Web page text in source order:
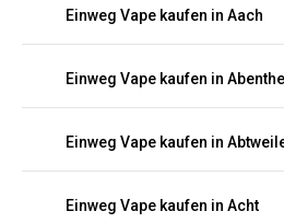
Einweg Vape kaufen in Aach
Einweg Vape kaufen in
Einweg Vape kaufen in
Einweg Vape kaufen in Acht